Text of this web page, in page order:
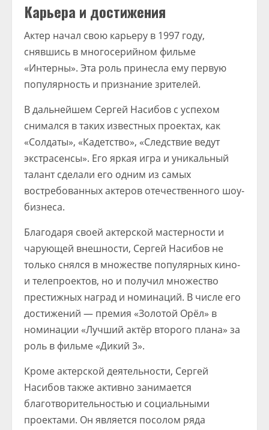
Карьера и достижения
Актер начал свою карьеру в 1997 году,
снявшись в многосерийном фильме
«Интерны». Эта роль принесла ему первую
популярность и признание зрителей.
В дальнейшем Сергей Насибов с успехом
снимался в таких известных проектах, как
«Солдаты», «Кадетство», «Следствие ведут
экстрасенсы». Его яркая игра и уникальный
талант сделали его одним из самых
востребованных актеров отечественного шоу-
бизнеса.
Благодаря своей актерской мастерности и
чарующей внешности, Сергей Насибов не
только снялся в множестве популярных кино-
и телепроектов, но и получил множество
престижных наград и номинаций. В числе его
достижений — премия «Золотой Орёл» в
номинации «Лучший актёр второго плана» за
роль в фильме «Дикий 3».
Кроме актерской деятельности, Сергей
Насибов также активно занимается
благотворительностью и социальными
проектами. Он является посолом ряда